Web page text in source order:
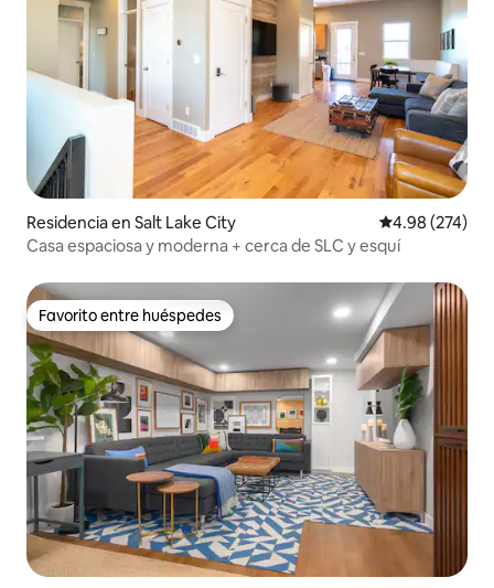
Residencia en Salt Lake City Calificación
4.98 (274)
Casa espaciosa y moderna + cerca de SLC y esquí
Favorito entre huéspedes
Favorito entre huéspedes